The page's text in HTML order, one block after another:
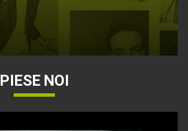
PIESE NOI